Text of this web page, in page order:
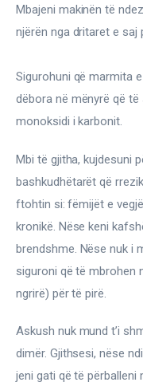
Mbajeni makinën të
njërën nga dritaret e saj
Sigurohuni që marmita
dëbora në mënyrë që
monoksidi i karbonit.
Mbi të gjitha, kujdesuni
bashkudhëtarët që
ftohtin si: fëmijët e
kronikë. Nëse keni
brendshme. Nëse nuk i
siguroni që të mbrohen
ngrirë) për të pirë.
Askush nuk mund t’i
dimër. Gjithsesi, nëse
jeni gati që të